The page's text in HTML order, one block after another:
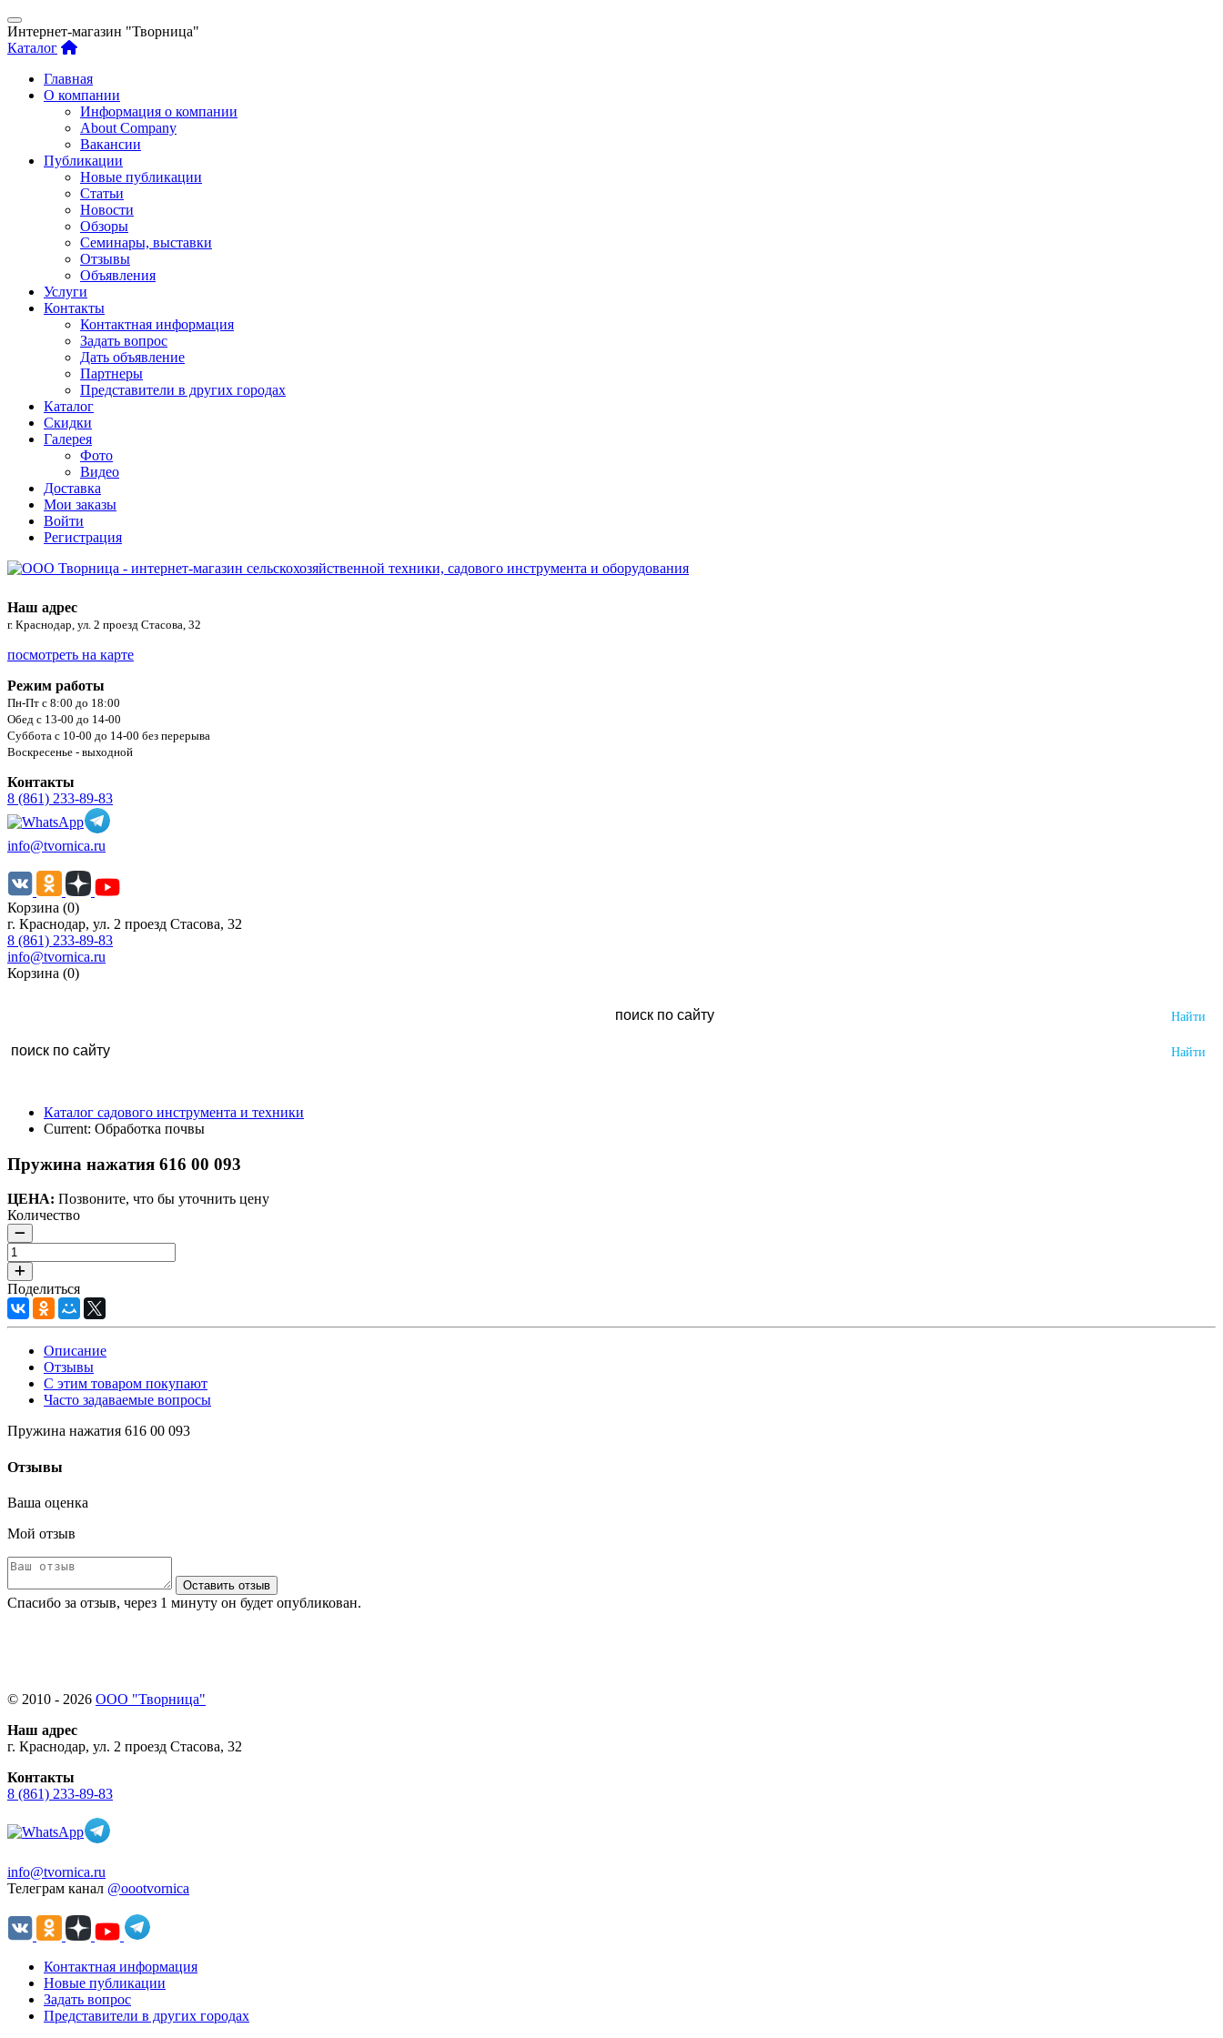
Интернет-магазин "Творница"
Каталог
Главная
О компании
Информация о компании
About Company
Вакансии
Публикации
Новые публикации
Статьи
Новости
Обзоры
Семинары, выставки
Отзывы
Объявления
Услуги
Контакты
Контактная информация
Задать вопрос
Дать объявление
Партнеры
Представители в других городах
Каталог
Скидки
Галерея
Фото
Видео
Доставка
Мои заказы
Войти
Регистрация
Наш адрес
г. Краснодар, ул. 2 проезд Стасова, 32
посмотреть на карте
Режим работы
Пн-Пт с 8:00 до 18:00
Обед с 13-00 до 14-00
Суббота с 10-00 до 14-00 без перерыва
Воскресенье - выходной
Контакты
8 (861) 233-89-83
info@tvornica.ru
Корзина (0)
г. Краснодар, ул. 2 проезд Стасова, 32
8 (861) 233-89-83
info@tvornica.ru
Корзина (0)
Каталог садового инструмента и техники
Current: Обработка почвы
Пружина нажатия 616 00 093
ЦЕНА: Позвоните, что бы уточнить цену
Количество
Поделиться
Описание
Отзывы
С этим товаром покупают
Часто задаваемые вопросы
Пружина нажатия 616 00 093
Отзывы
Ваша оценка
Мой отзыв
Оставить отзыв
Спасибо за отзыв, через 1 минуту он будет опубликован.
© 2010 - 2026 ООО "Творница"
Наш адрес
г. Краснодар, ул. 2 проезд Стасова, 32
Контакты
8 (861) 233-89-83
info@tvornica.ru
Телеграм канал @oootvornica
Контактная информация
Новые публикации
Задать вопрос
Представители в других городах